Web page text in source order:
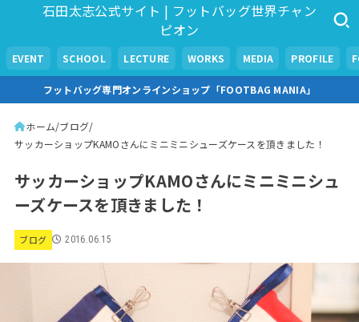
石田太志公式サイト | フットバッグ世界チャン
ピオン
EVENT SCHOOL LECTURE WORKS MEDIA PROFILE
フットバッグ専門オンラインショップ「FOOTBAG MANIA」
ホーム ブログ
サッカーショップKAMOさんにミニミニシューズケースを頂きました！
サッカーショップKAMOさんにミニミニシュ
ーズケースを頂きました！
ブログ 2016.06.15